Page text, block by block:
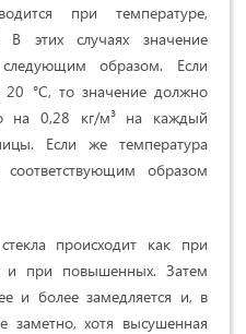
при температуре,
этих случаях значение
следующим образом. Если
20 °С, то значение должно
на 0,28 кг/м³ на каждый
Если же температура
образом
происходит как при
и при повышенных. Затем
и более замедляется и, в
заметно, хотя высушенная